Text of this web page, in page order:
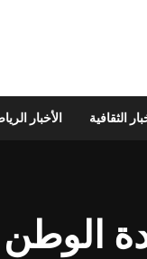
الثقافية الأخبار